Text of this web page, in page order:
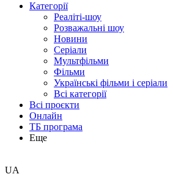
Категорії
Реаліті-шоу
Розважальні шоу
Новини
Серіали
Мультфільми
Фільми
Українські фільми і серіали
Всі категорії
Всі проєкти
Онлайн
ТБ програма
Еще
UA